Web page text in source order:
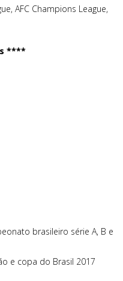
AFC Champions League,
****
brasileiro série A, B e
e copa do Brasil 2017